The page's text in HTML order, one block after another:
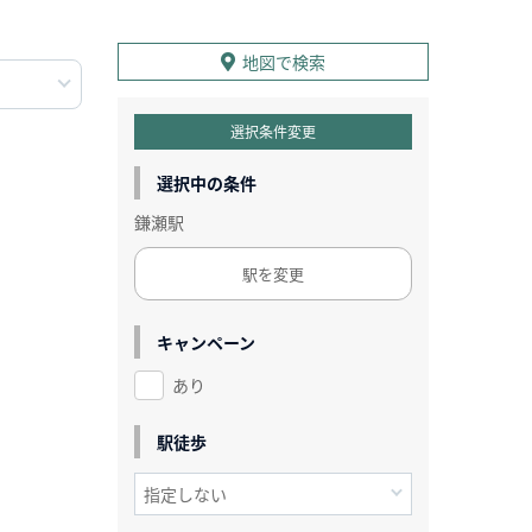
地図で検索
選択条件変更
選択中の条件
鎌瀬駅
駅を変更
キャンペーン
あり
駅徒歩